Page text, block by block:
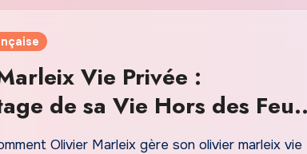
Vie Privée :
de sa Vie Hors des Feux
Olivier Marleix gère son olivier marleix vie